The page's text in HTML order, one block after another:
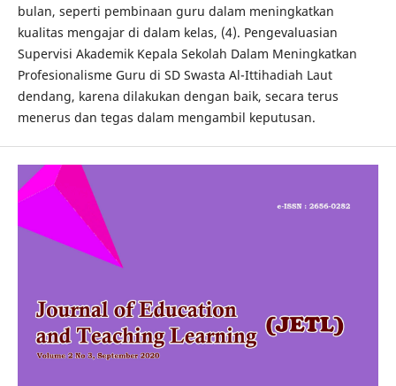
bulan, seperti pembinaan guru dalam meningkatkan
kualitas mengajar di dalam kelas, (4). Pengevaluasian
Supervisi Akademik Kepala Sekolah Dalam Meningkatkan
Profesionalisme Guru di SD Swasta Al-Ittihadiah Laut
dendang, karena dilakukan dengan baik, secara terus
menerus dan tegas dalam mengambil keputusan.